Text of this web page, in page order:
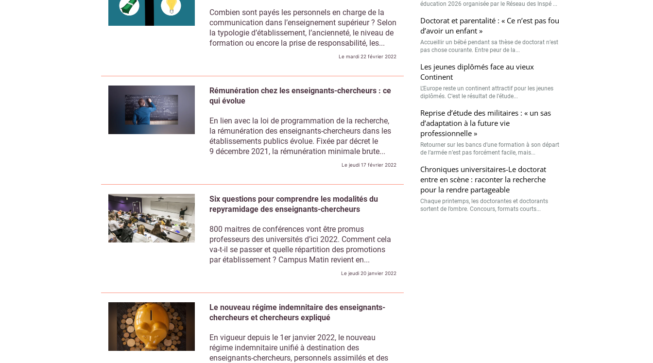
Combien sont payés les personnels en charge de la
communication dans l’enseignement supérieur ? Selon
la typologie d’établissement, l’ancienneté, le niveau de
formation ou encore la prise de responsabilité, les...
Le mardi 22 février 2022
Rémunération chez les enseignants-chercheurs : ce
qui évolue
En lien avec la loi de programmation de la recherche,
la rémunération des enseignants-chercheurs dans les
établissements publics évolue. Fixée par décret le
9 décembre 2021, la rémunération minimale brute...
Le jeudi 17 février 2022
Six questions pour comprendre les modalités du
repyramidage des enseignants-chercheurs
800 maitres de conférences vont être promus
professeurs des universités d’ici 2022. Comment cela
va-t-il se passer et quelle répartition des promotions
par établissement ? Campus Matin revient en...
Le jeudi 20 janvier 2022
Le nouveau régime indemnitaire des enseignants-
chercheurs et chercheurs expliqué
En vigueur depuis le 1er janvier 2022, le nouveau
régime indemnitaire unifié à destination des
enseignants-chercheurs, personnels assimilés et des
Retourner sur les bancs d’une formation à son départ
Chroniques universitaires-Le doctorat
entre en scène : raconter la recherche
pour la rendre partageable
sortent de l’ombre. Concours, formats courts...